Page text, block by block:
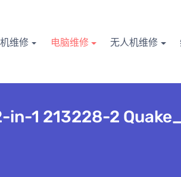
维修 电脑维修 无人机维修
in-1 213228-2